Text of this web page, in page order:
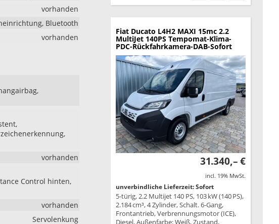
vorhanden
Bluetooth
vorhanden
vorhanden
Control hinten,
vorhanden
Servolenkung
Fiat Ducato L4H2 MAXI 15mc 2.2
MultiJet 140PS Tempomat-Klima-
PDC-Rückfahrkamera-DAB-Sofort
31.340,– €
incl. 19% MwSt.
unverbindliche Lieferzeit: Sofort
5-türig, 2.2 Multijet 140 PS, 103 kW (140 PS),
2.184 cm³, 4 Zylinder, Schalt. 6-Gang,
Frontantrieb, Verbrennungsmotor (ICE),
Diesel, Außenfarbe: Weiß, Zustand,